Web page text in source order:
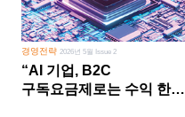
경영전략2026년 5월 Issue 2
“AI 기업, B2C
구독요금제로는 수익 한계